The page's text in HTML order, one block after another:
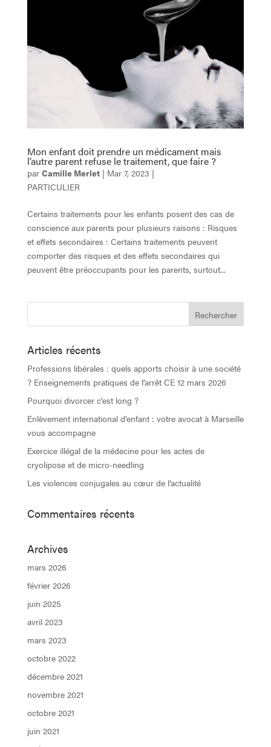
Mon enfant doit prendre un médicament mais
l’autre parent refuse le traitement, que faire ?
par Camille Merlet| Mar 7, 2023 |
PARTICULIER
Certains traitements pour les enfants posent des cas de
conscience aux parents pour plusieurs raisons : Risques
et effets secondaires : Certains traitements peuvent
comporter des risques et des effets secondaires qui
peuvent être préoccupants pour les parents, surtout...
Articles récents
Professions libérales : quels apports choisir à une société
? Enseignements pratiques de l’arrêt CE 12 mars 2026
Pourquoi divorcer c’est long ?
Enlèvement international d’enfant : votre avocat à Marseille
vous accompagne
Exercice illégal de la médecine pour les actes de
cryolipose et de micro-needling
Les violences conjugales au cœur de l’actualité
Commentaires récents
Archives
mars 2026
février 2026
juin 2025
avril 2023
mars 2023
octobre 2022
décembre 2021
novembre 2021
octobre 2021
juin 2021